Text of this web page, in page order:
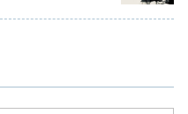
とアウトプット